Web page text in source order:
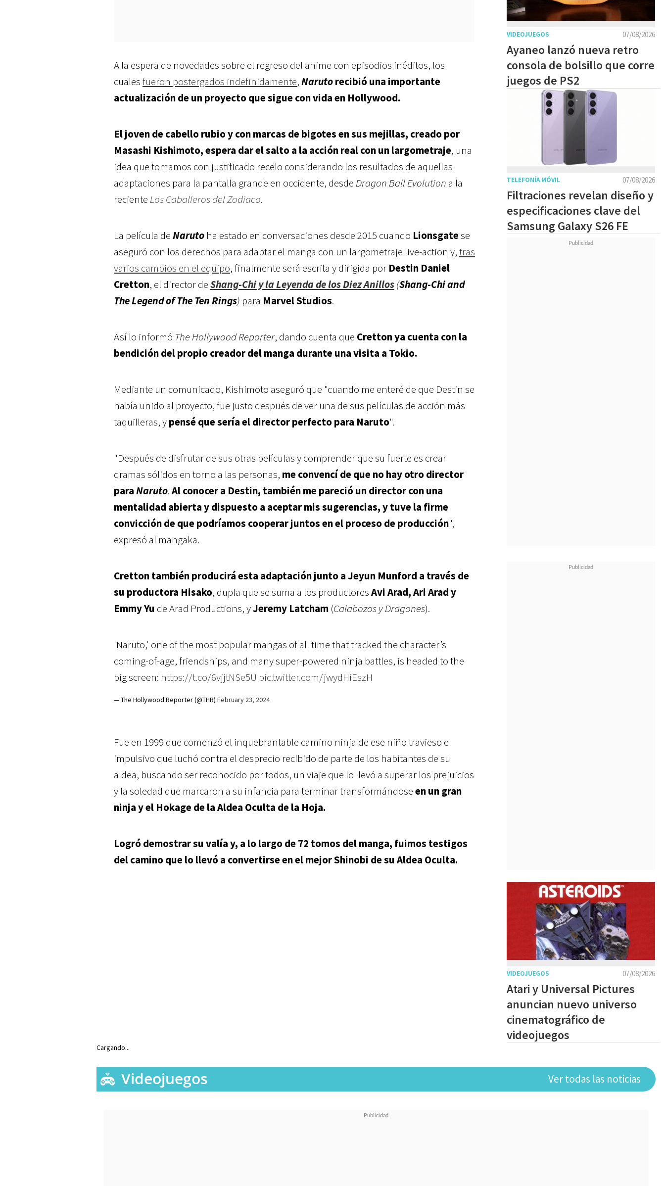
A la espera de novedades sobre el regreso del anime con episodios inéditos, los
cualesfueron postergados indefinidamente,Narutorecibió una importante
actualización de un proyecto que sigue con vida en Hollywood.
El joven de cabello rubio y con marcas de bigotes en sus mejillas, creado por
Masashi Kishimoto, espera dar el salto a la acción real con un largometraje, una
idea que tomamos con justificado recelo considerando los resultados de aquellas
adaptaciones para la pantalla grande en occidente, desde Dragon Ball Evolution a la
reciente Los Caballeros del Zodiaco.
La película deNaruto ha estado en conversaciones desde 2015 cuando Lionsgatese
aseguró con los derechos para adaptar el manga con un largometraje live-action y,tras
varios cambios en el equipo, finalmente será escrita y dirigida por Destin Daniel
Cretton, el director deShang-Chi y la Leyenda de los Diez Anillos(Shang-Chi and
The Legend of The Ten Rings) para Marvel Studios.
Así lo informó The Hollywood Reporter, dando cuenta que Cretton ya cuenta con la
bendición del propio creador del manga durante una visita a Tokio.
Mediante un comunicado, Kishimoto aseguró que "cuando me enteré de que Destin se
había unido al proyecto, fue justo después de ver una de sus películas de acción más
taquilleras, ypensé que sería el director perfecto para Naruto".
"Después de disfrutar de sus otras películas y comprender que su fuerte es crear
dramas sólidos en torno a las personas, me convencí de que no hay otro director
paraNaruto.Al conocer a Destin, también me pareció un director con una
mentalidad abierta y dispuesto a aceptar mis sugerencias, y tuve la firme
convicción de que podríamos cooperar juntos en el proceso de producción",
expresó al mangaka.
Cretton también producirá esta adaptación junto a Jeyun Munford a través de
su productora Hisako, dupla que se suma a los productoresAvi Arad, Ari Arad y
Emmy Yu de Arad Productions, yJeremy Latcham (Calabozos y Dragones).
'Naruto,' one of the most popular mangas of all time that tracked the character’s
coming-of-age, friendships, and many super-powered ninja battles, is headed to the
big screen: https://t.co/6vjjtNSe5U pic.twitter.com/jwydHiEszH
— The Hollywood Reporter (@THR) February 23, 2024
Fue en 1999 que comenzó el inquebrantable camino ninja de ese niño travieso e
impulsivo que luchó contra el desprecio recibido de parte de los habitantes de su
aldea, buscando ser reconocido por todos, un viaje que lo llevó a superar los prejuicios
y la soledad que marcaron a su infancia para terminar transformándoseen un gran
ninja y el Hokage de la Aldea Oculta de la Hoja.
Logró demostrar su valía y, a lo largo de 72 tomos del manga, fuimos testigos
del camino que lo llevó a convertirse en el mejor Shinobi de su Aldea Oculta.
07/08/2026
VIDEOJUEGOS
Ayaneo lanzó nueva retro
consola de bolsillo que corre
juegos de PS2
07/08/2026
TELEFONÍA MÓVIL
Filtraciones revelan diseño y
especificaciones clave del
Samsung Galaxy S26 FE
07/08/2026
VIDEOJUEGOS
Atari y Universal Pictures
anuncian nuevo universo
cinematográfico de
videojuegos
Cargando...
Ver todas las noticias
Videojuegos